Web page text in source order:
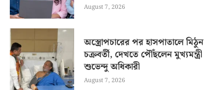
August 7, 2026
অস্ত্রোপচারের পর হাসপাতালে মিঠুন
চক্রবর্তী, দেখতে পৌঁছলেন মুখ্যমন্ত্রী
শুভেন্দু অধিকারী
August 7, 2026